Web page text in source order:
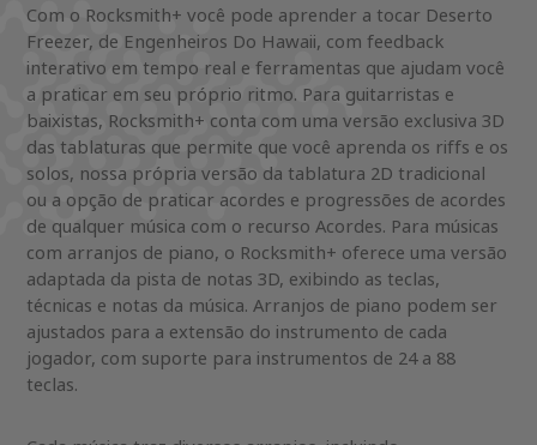
Com o Rocksmith+ você pode aprender a tocar Deserto
Freezer, de Engenheiros Do Hawaii, com feedback
interativo em tempo real e ferramentas que ajudam você
a praticar em seu próprio ritmo. Para guitarristas e
baixistas, Rocksmith+ conta com uma versão exclusiva 3D
das tablaturas que permite que você aprenda os riffs e os
solos, nossa própria versão da tablatura 2D tradicional
ou a opção de praticar acordes e progressões de acordes
de qualquer música com o recurso Acordes. Para músicas
com arranjos de piano, o Rocksmith+ oferece uma versão
adaptada da pista de notas 3D, exibindo as teclas,
técnicas e notas da música. Arranjos de piano podem ser
ajustados para a extensão do instrumento de cada
jogador, com suporte para instrumentos de 24 a 88
teclas.